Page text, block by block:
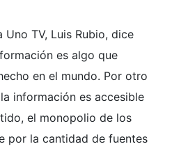
Uno TV, Luis Rubio, dice
es algo que
en el mundo. Por otro
información es accesible
el monopolio de los
por la cantidad de fuentes